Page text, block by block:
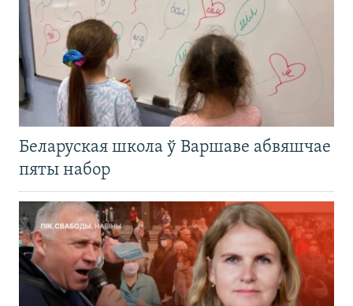
Беларуская школа ў Варшаве абвяшчае
пяты набор